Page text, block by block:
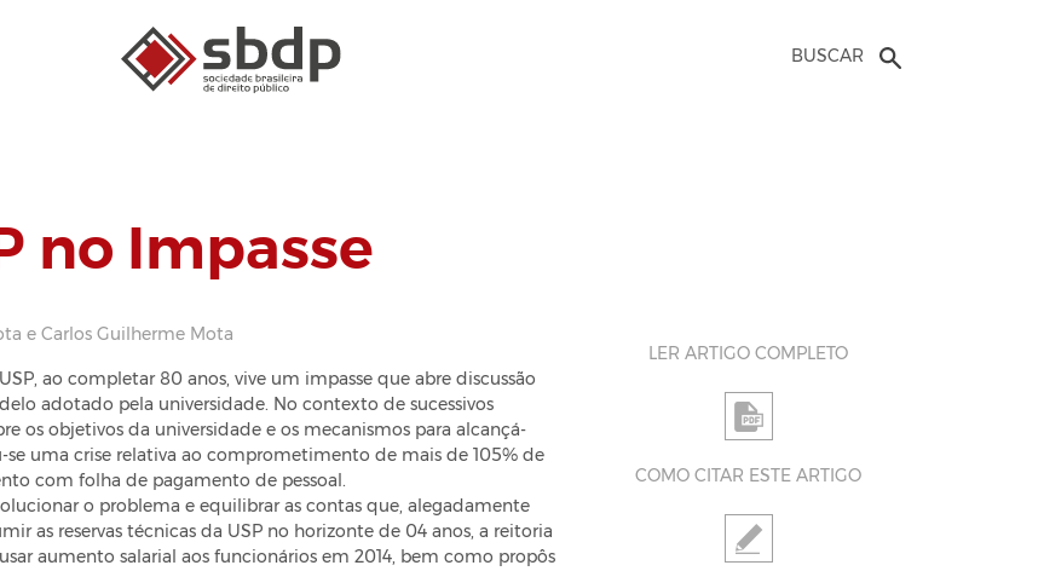
BUSCAR
no Impasse
e Carlos Guilherme Mota
USP, ao completar 80 anos, vive um impasse que abre discussão
adotado pela universidade. No contexto de sucessivos
os objetivos da universidade e os mecanismos para alcançá-
se uma crise relativa ao comprometimento de mais de 105% de
com folha de pagamento de pessoal.
o problema e equilibrar as contas que, alegadamente
as reservas técnicas da USP no horizonte de 04 anos, a reitoria
aumento salarial aos funcionários em 2014, bem como propôs
LER ARTIGO COMPLETO
COMO CITAR ESTE ARTIGO